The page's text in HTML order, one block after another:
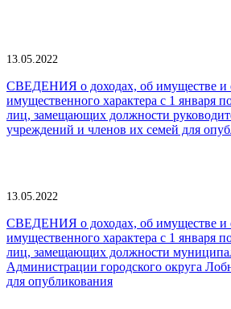
13.05.2022
СВЕДЕНИЯ о доходах, об имуществе и
имущественного характера с 1 января
лиц, замещающих должности
учреждений и членов их семей для
13.05.2022
СВЕДЕНИЯ о доходах, об имуществе и
имущественного характера с 1 января
лиц, замещающих должности
Администрации городского округа
для опубликования